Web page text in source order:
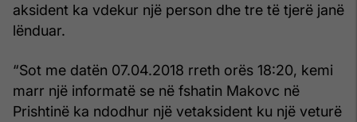
aksident ka vdekur një person dhe tre të tjerë janë
lënduar.
“Sot me datën 07.04.2018 rreth orës 18:20, kemi
marr një informatë se në fshatin Makovc në
Prishtinë ka ndodhur një vetaksident ku një veturë